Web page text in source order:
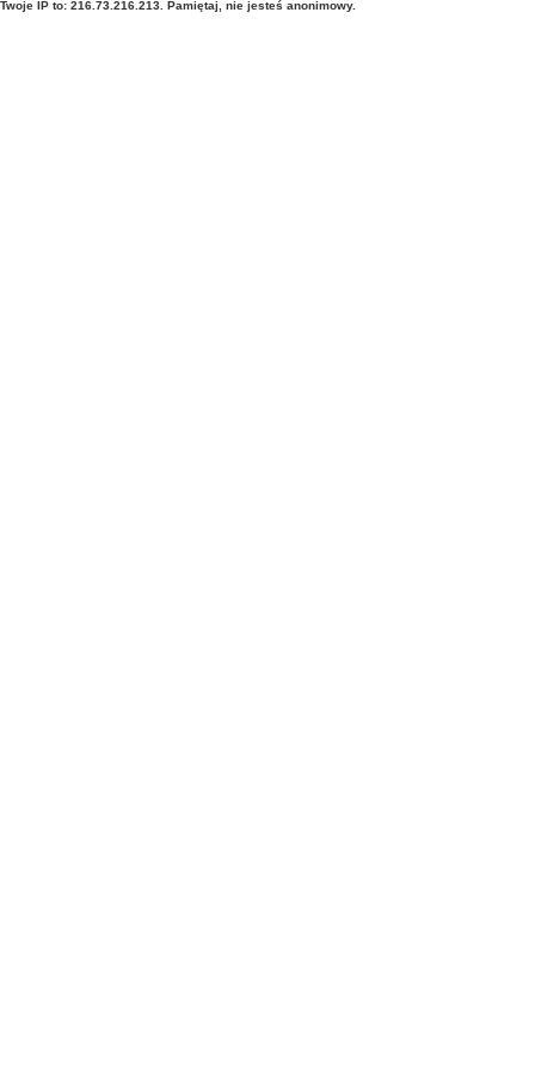
Twoje IP to: 216.73.216.213. Pamiętaj, nie jesteś anonimowy.